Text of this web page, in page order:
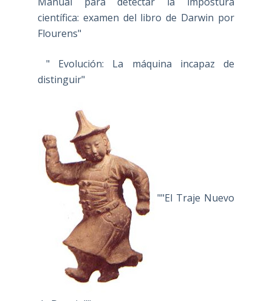
científica: examen del libro de Darwin por
Flourens"
" Evolución: La máquina incapaz de
distinguir"
""El Traje Nuevo